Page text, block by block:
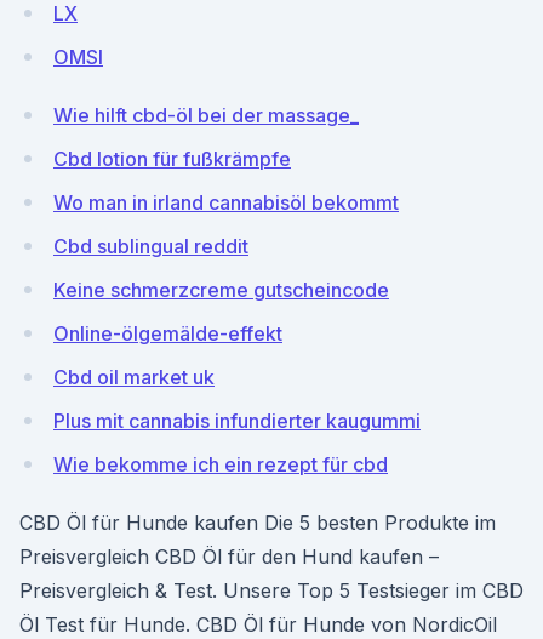
LX
OMSl
Wie hilft cbd-öl bei der massage_
Cbd lotion für fußkrämpfe
Wo man in irland cannabisöl bekommt
Cbd sublingual reddit
Keine schmerzcreme gutscheincode
Online-ölgemälde-effekt
Cbd oil market uk
Plus mit cannabis infundierter kaugummi
Wie bekomme ich ein rezept für cbd
CBD Öl für Hunde kaufen Die 5 besten Produkte im
Preisvergleich CBD Öl für den Hund kaufen –
Preisvergleich & Test. Unsere Top 5 Testsieger im CBD
Öl Test für Hunde. CBD Öl für Hunde von NordicOil